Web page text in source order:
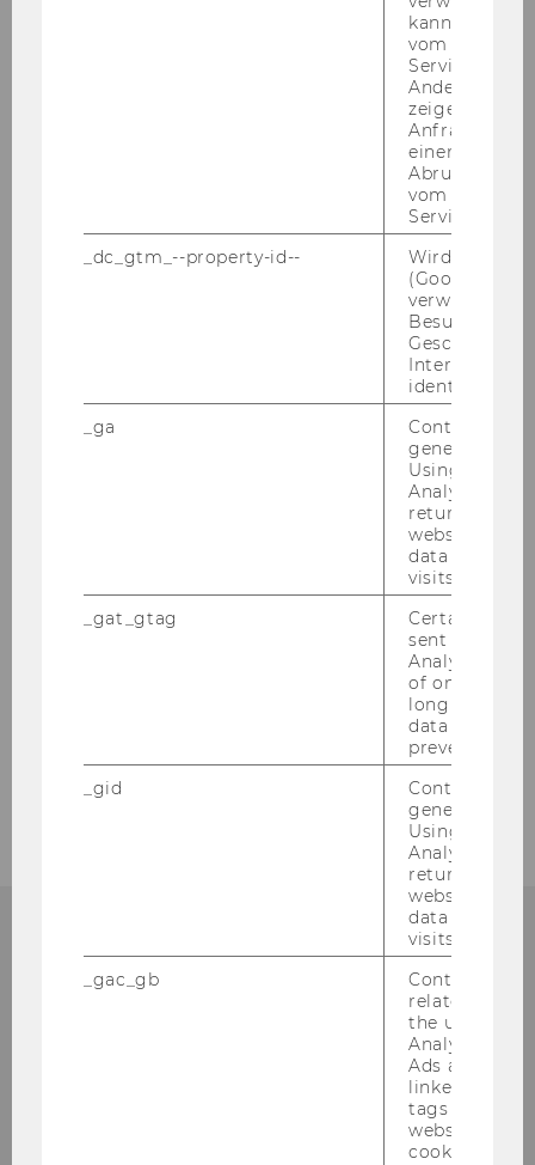
Defensio der Dissertation von Katharina
Eucotax-Wintercourse Tilburg 2006
Defensio der Dissertation von MMag. Eva
Antrittsvorlesung von Prof. Pasquale
Begrüßung unseres Siemens-Research-
Vorlesung zum Europäischen Steuerrecht
in Lausanne/Schweiz am 10. Februar 2006
Institut für
Internationales Steuerrecht
kann, um
vom AMP-
Service
Andere
zeigen Opt-
Anfrage im
einen Fehler
Abrufen
vom AMP
Service an.
_dc_gtm_--property-id--
Wird von
(Google Tag
verwendet,
Besucher
Geschlecht
Interessen zu
identifizieren.
_ga
Contains a
generated
Using this
Analytics can
returning
website and
data from
visits.
_gat_gtag
Certain data
sent to
Analytics a
of once per
long as it is
data
prevented.
_gid
Contains a
generated
Using this
Analytics can
returning
website and
data from
visits.
_gac_gb
Contains
related
the user. If
Analytics and
Ads accounts
linked, the
tags on the
website read
cookie.